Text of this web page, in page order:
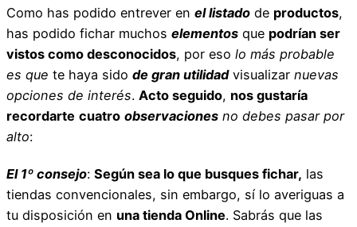
Como has podido entrever en el listado de productos,
has podido fichar muchos elementos que podrían ser
vistos como desconocidos, por eso lo más probable
es que te haya sido de gran utilidadvisualizar nuevas
opciones de interés. Acto seguido, nos gustaría
recordarte cuatro observaciones no debes pasar por
alto:
El 1º consejo: Según sea lo que busques fichar, las
tiendas convencionales, sin embargo, sí lo averiguas a
tu disposición en una tienda Online. Sabrás que las